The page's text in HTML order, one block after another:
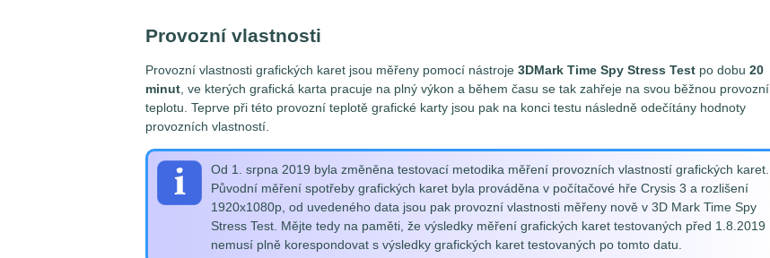
Provozní vlastnosti
Provozní vlastnosti grafických karet jsou měřeny pomocí nástroje 3DMark Time Spy Stress Test po dobu 20
minut , ve kterých grafická karta pracuje na plný výkon a během času se tak zahřeje na svou běžnou provozní
teplotu. Teprve při této provozní teplotě grafické karty jsou pak na konci testu následně odečítány hodnoty
provozních vlastností.
Od 1. srpna 2019 byla změněna testovací metodika měření provozních vlastností grafických karet.
Původní měření spotřeby grafických karet byla prováděna v počítačové hře Crysis 3 a rozlišení
1920x1080p, od uvedeného data jsou pak provozní vlastnosti měřeny nově v 3D Mark Time Spy
Stress Test. Mějte tedy na paměti, že výsledky měření grafických karet testovaných před 1.8.2019
nemusí plně korespondovat s výsledky grafických karet testovaných po tomto datu.